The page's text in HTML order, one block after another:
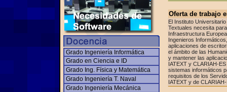
Grado Ingeniería Informática
Grado en Ciencia e ID
Grado Ing. Física y Matemática
Grado Ingeniería T. Naval
Grado Ingeniería Mecánica
Oferta de trabajo
El Instituto
Textuales necesita
Infraestructura
Ingenieros
aplicaciones de
el ámbito de las
y mantener las
IATEXT y CLARIAH-
sistemas informáticos
requisitos de los
IATEXT y de